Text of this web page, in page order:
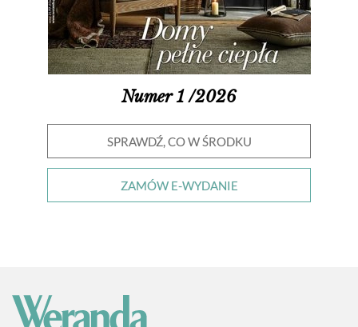
Numer 1 /2026
SPRAWDŹ, CO W ŚRODKU
ZAMÓW E-WYDANIE